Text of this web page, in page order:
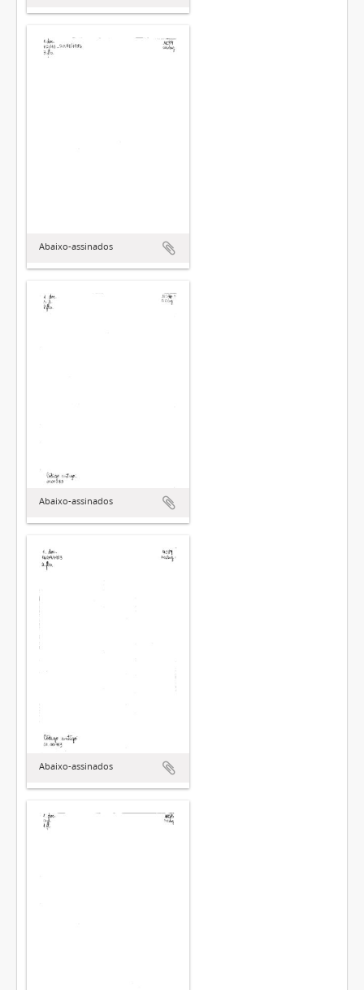
Abaixo-assinados
Abaixo-assinados
Abaixo-assinados